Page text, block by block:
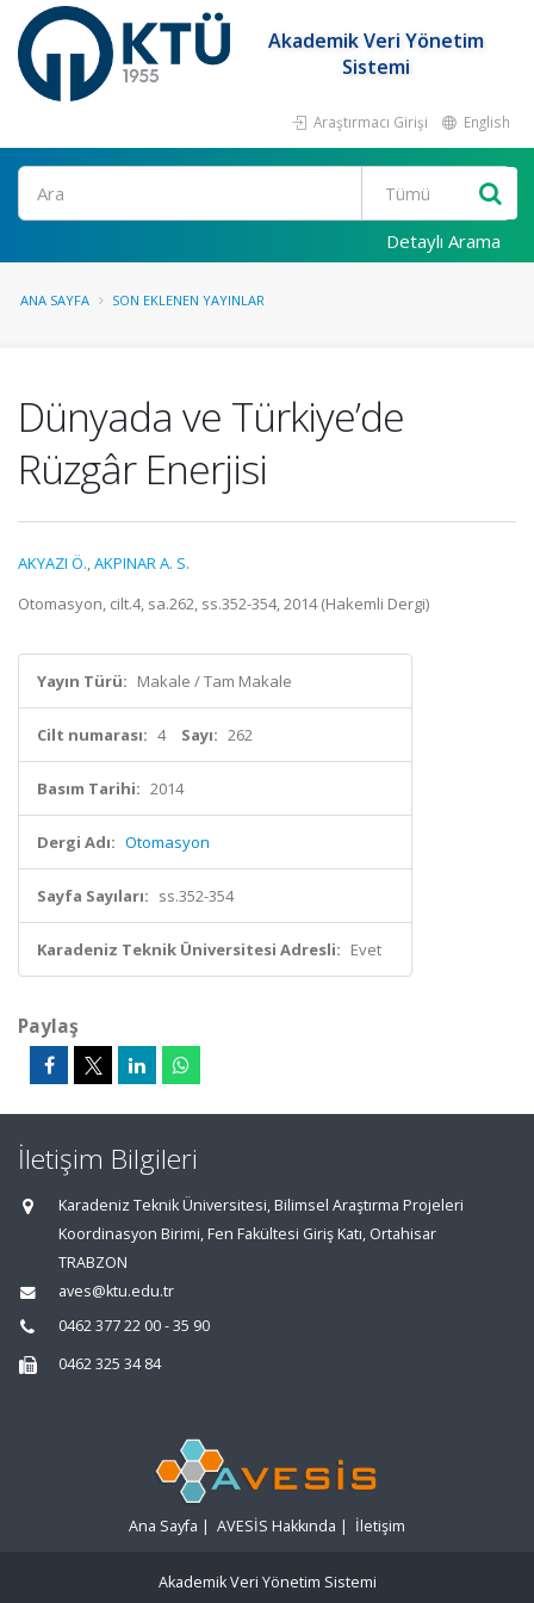
Akademik Veri Yönetim
Sistemi
Araştırmacı Girişi English
Ara
Detaylı Arama
ANA SAYFA SON EKLENEN YAYINLAR
Dünyada ve Türkiye’de
Rüzgâr Enerjisi
AKYAZI Ö.,AKPINAR A. S.
Otomasyon, cilt.4, sa.262, ss.352-354, 2014 (Hakemli Dergi)
Yayın Türü: Makale / Tam Makale
Cilt numarası: 4 Sayı: 262
Basım Tarihi: 2014
Dergi Adı: Otomasyon
Sayfa Sayıları: ss.352-354
Karadeniz Teknik Üniversitesi Adresli: Evet
Paylaş
İletişim Bilgileri
Karadeniz Teknik Üniversitesi, Bilimsel Araştırma Projeleri
Koordinasyon Birimi, Fen Fakültesi Giriş Katı, Ortahisar
TRABZON
aves@ktu.edu.tr
0462 377 22 00 - 35 90
0462 325 34 84
Ana Sayfa | AVESİS Hakkında | İletişim
Akademik Veri Yönetim Sistemi